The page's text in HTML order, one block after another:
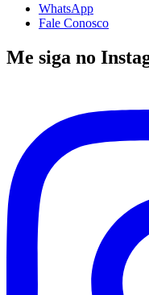
WhatsApp
Fale Conosco
Me siga no